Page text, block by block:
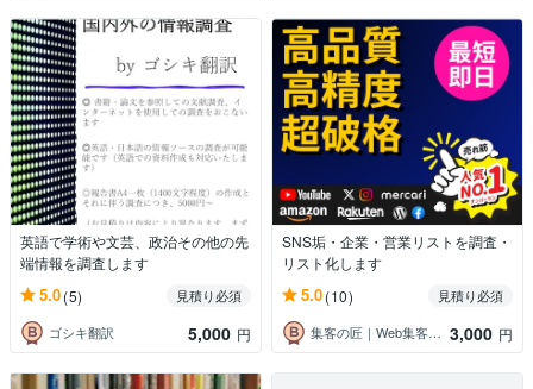
英語で学術や文芸、政治その他の先
端情報を調査します
5.0(5)
見積り必須
ゴシキ翻訳
5,000 円
SNS垢・企業・営業リストを調査・
リスト化します
5.0(10)
見積り必須
集客の匠｜Web集客・SEO｜HP運用 3,000 円